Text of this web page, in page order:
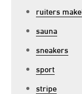
ruiters
sauna
sneakers
sport
stripe